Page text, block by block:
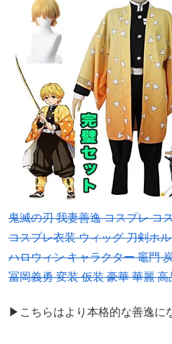
鬼滅の刃 我妻善逸 コスプレ コ
コスプレ衣装 ウィッグ 刀剣ホ
ハロウィン キャラクター 竈門
冨岡義勇 変装 仮装 豪華 華麗
▶こちらはより本格的な善逸に